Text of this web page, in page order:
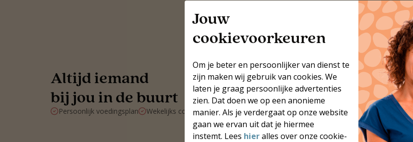
Jouw
cookievoorkeuren
Om je beter en persoonlijker van dienst te
zijn maken wij gebruik van cookies. We
laten je graag persoonlijke advertenties
zien. Dat doen we op een anonieme
manier. Als je verdergaat op onze website
gaan we ervan uit dat je hiermee
instemt. Lees hieralles over onze cookie-
Altijd iemand
bij jou in de buurt
Jouw postcode
Zoek coaches
Meer dan 250 locaties door heel Nederland
Persoonlijk voedingsplan
Wekelijks contact met je coach Blijvend resultaat